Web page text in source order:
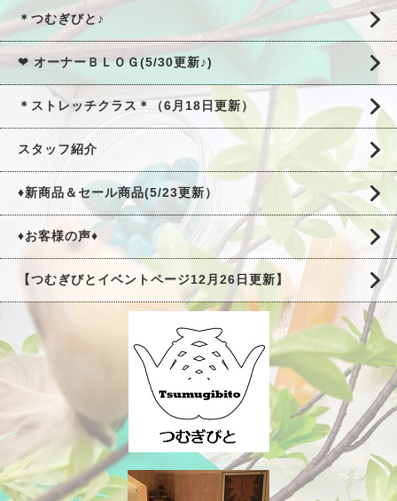
＊つむぎびと♪
❤ オーナーＢＬＯＧ(5/30更新♪)
＊ストレッチクラス＊（6月18日更新）
スタッフ紹介
♦新商品＆セール商品(5/23更新）
♦お客様の声♦
【つむぎびとイベントページ12月26日更新】